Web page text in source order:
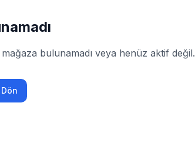
bulunamadı veya henüz aktif değil.